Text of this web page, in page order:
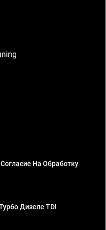
На Обработку
Дизеле TDI